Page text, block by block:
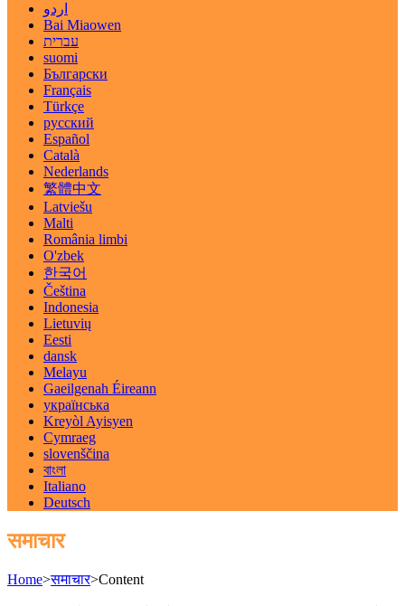
اردو
Bai Miaowen
עברית
suomi
Български
Français
Türkçe
русский
Español
Català
Nederlands
繁體中文
Latviešu
Malti
România limbi
O'zbek
한국어
Čeština
Indonesia
Lietuvių
Eesti
dansk
Melayu
Gaeilgenah Éireann
українська
Kreyòl Ayisyen
Cymraeg
slovenščina
বাংলা
Italiano
Deutsch
समाचार
Home>समाचार>Content